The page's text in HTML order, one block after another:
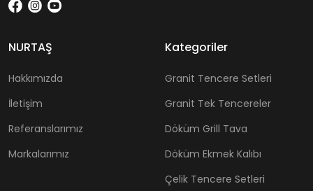
NURTAŞ
Hakkımızda
İletişim
Referanslarımız
Markalarımız
Kategoriler
Granit Tencere Setleri
Granit Tek Tencereler
Döküm Grill Tava
Döküm Ekmek Kalıbı
Çelik Tencere Setleri